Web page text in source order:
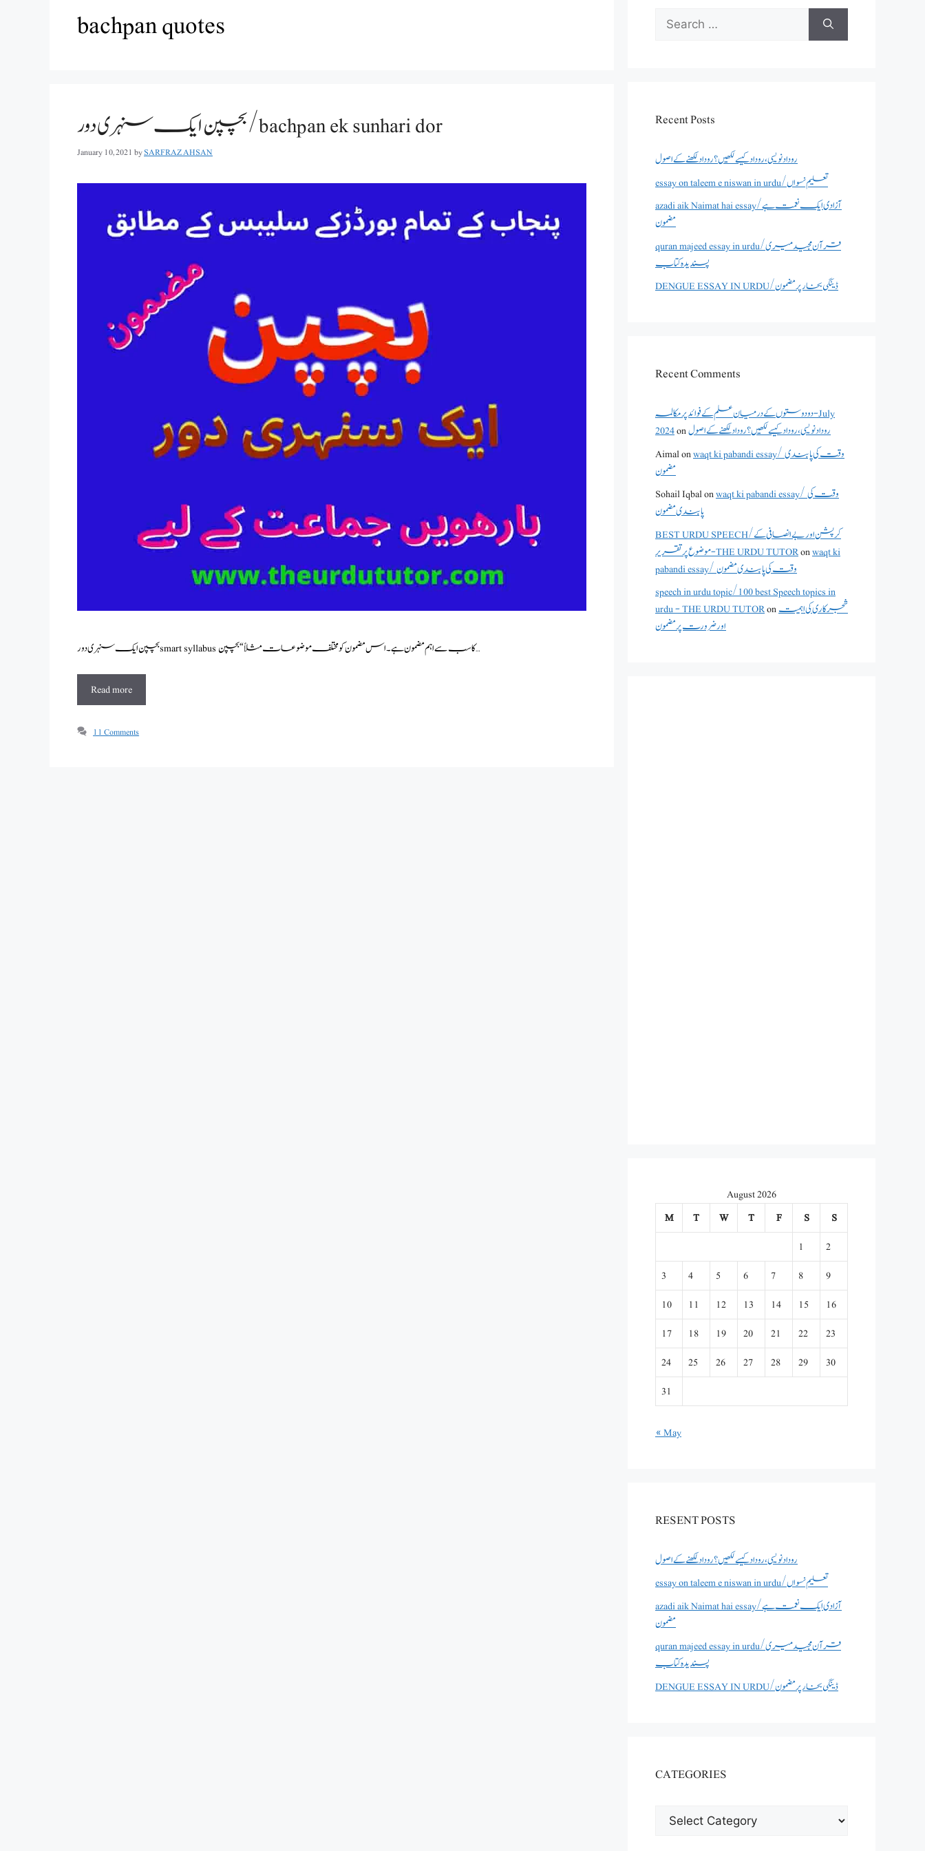
bachpan quotes
بچپن ایک سنہری دور/bachpan ek sunhari dor
January 10, 2021 bySARFRAZ AHSAN
بچپن ایک سنہری دور smart syllabus کا سب سے اہم مضمون ہے ۔ اس مضمون کو مختلف موضوعات مثلاً “بچپن …
Read more
11 Comments
Search
for:
Recent Posts
روداد نویسی ،روداد کیسے لکھیں؟ روداد لکھنے کے اصول
essay on taleem e niswan in urdu/تعلیم نسواں
azadi aik Naimat hai essay/آزادی ایک نعمت ہے
مضمون
quran majeed essay in urdu/قرآن مجید میری
پسندیدہ کتاب
DENGUE ESSAY IN URDU/ڈینگی بخار پر مضمون
Recent Comments
دو دوستوں کے درمیان علم کے فوائد پر مکالمہ - July
2024onروداد نویسی ،روداد کیسے لکھیں؟ روداد لکھنے کے اصول
Aimalonwaqt ki pabandi essay/ وقت کی پابندی
مضمون
Sohail Iqbalonwaqt ki pabandi essay/ وقت کی
پابندی مضمون
BEST URDU SPEECH/کرپشن اور بے انصافی کے
موضوع پر تقریر - THE URDU TUTORonwaqt ki
pabandi essay/ وقت کی پابندی مضمون
speech in urdu topic/100 best Speech topics in
urdu - THE URDU TUTORonشجرکاری کی اہمیت
اور ضرورت پر مضمون
August 2026
M
T W T F S
S
1
2
3
4 5 6 7 8
9
10
11 12 13 14 15
16
17
18 19 20 21 22
23
24
25 26 27 28 29
30
31
« May
RESENT POSTS
روداد نویسی ،روداد کیسے لکھیں؟ روداد لکھنے کے اصول
essay on taleem e niswan in urdu/تعلیم نسواں
azadi aik Naimat hai essay/آزادی ایک نعمت ہے
مضمون
quran majeed essay in urdu/قرآن مجید میری
پسندیدہ کتاب
DENGUE ESSAY IN URDU/ڈینگی بخار پر مضمون
CATEGORIES
CATEGORIES